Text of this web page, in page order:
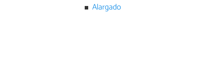
Alargado